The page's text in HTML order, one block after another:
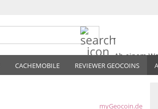
Ab einem
liefern wir
CACHEMOBILE REVIEWER GEOCOINS
myGeocoin.de